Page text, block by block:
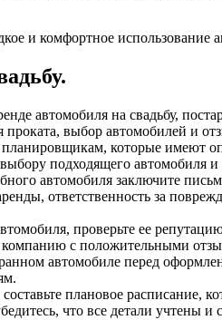
и комфортное использование
автомобиля на свадьбу,
выбор автомобилей и
которые имеют
подходящего автомобиля
автомобиля заключите
ответственность за
проверьте ее
с положительными
автомобиле перед
плановое расписание,
что все детали учтены и